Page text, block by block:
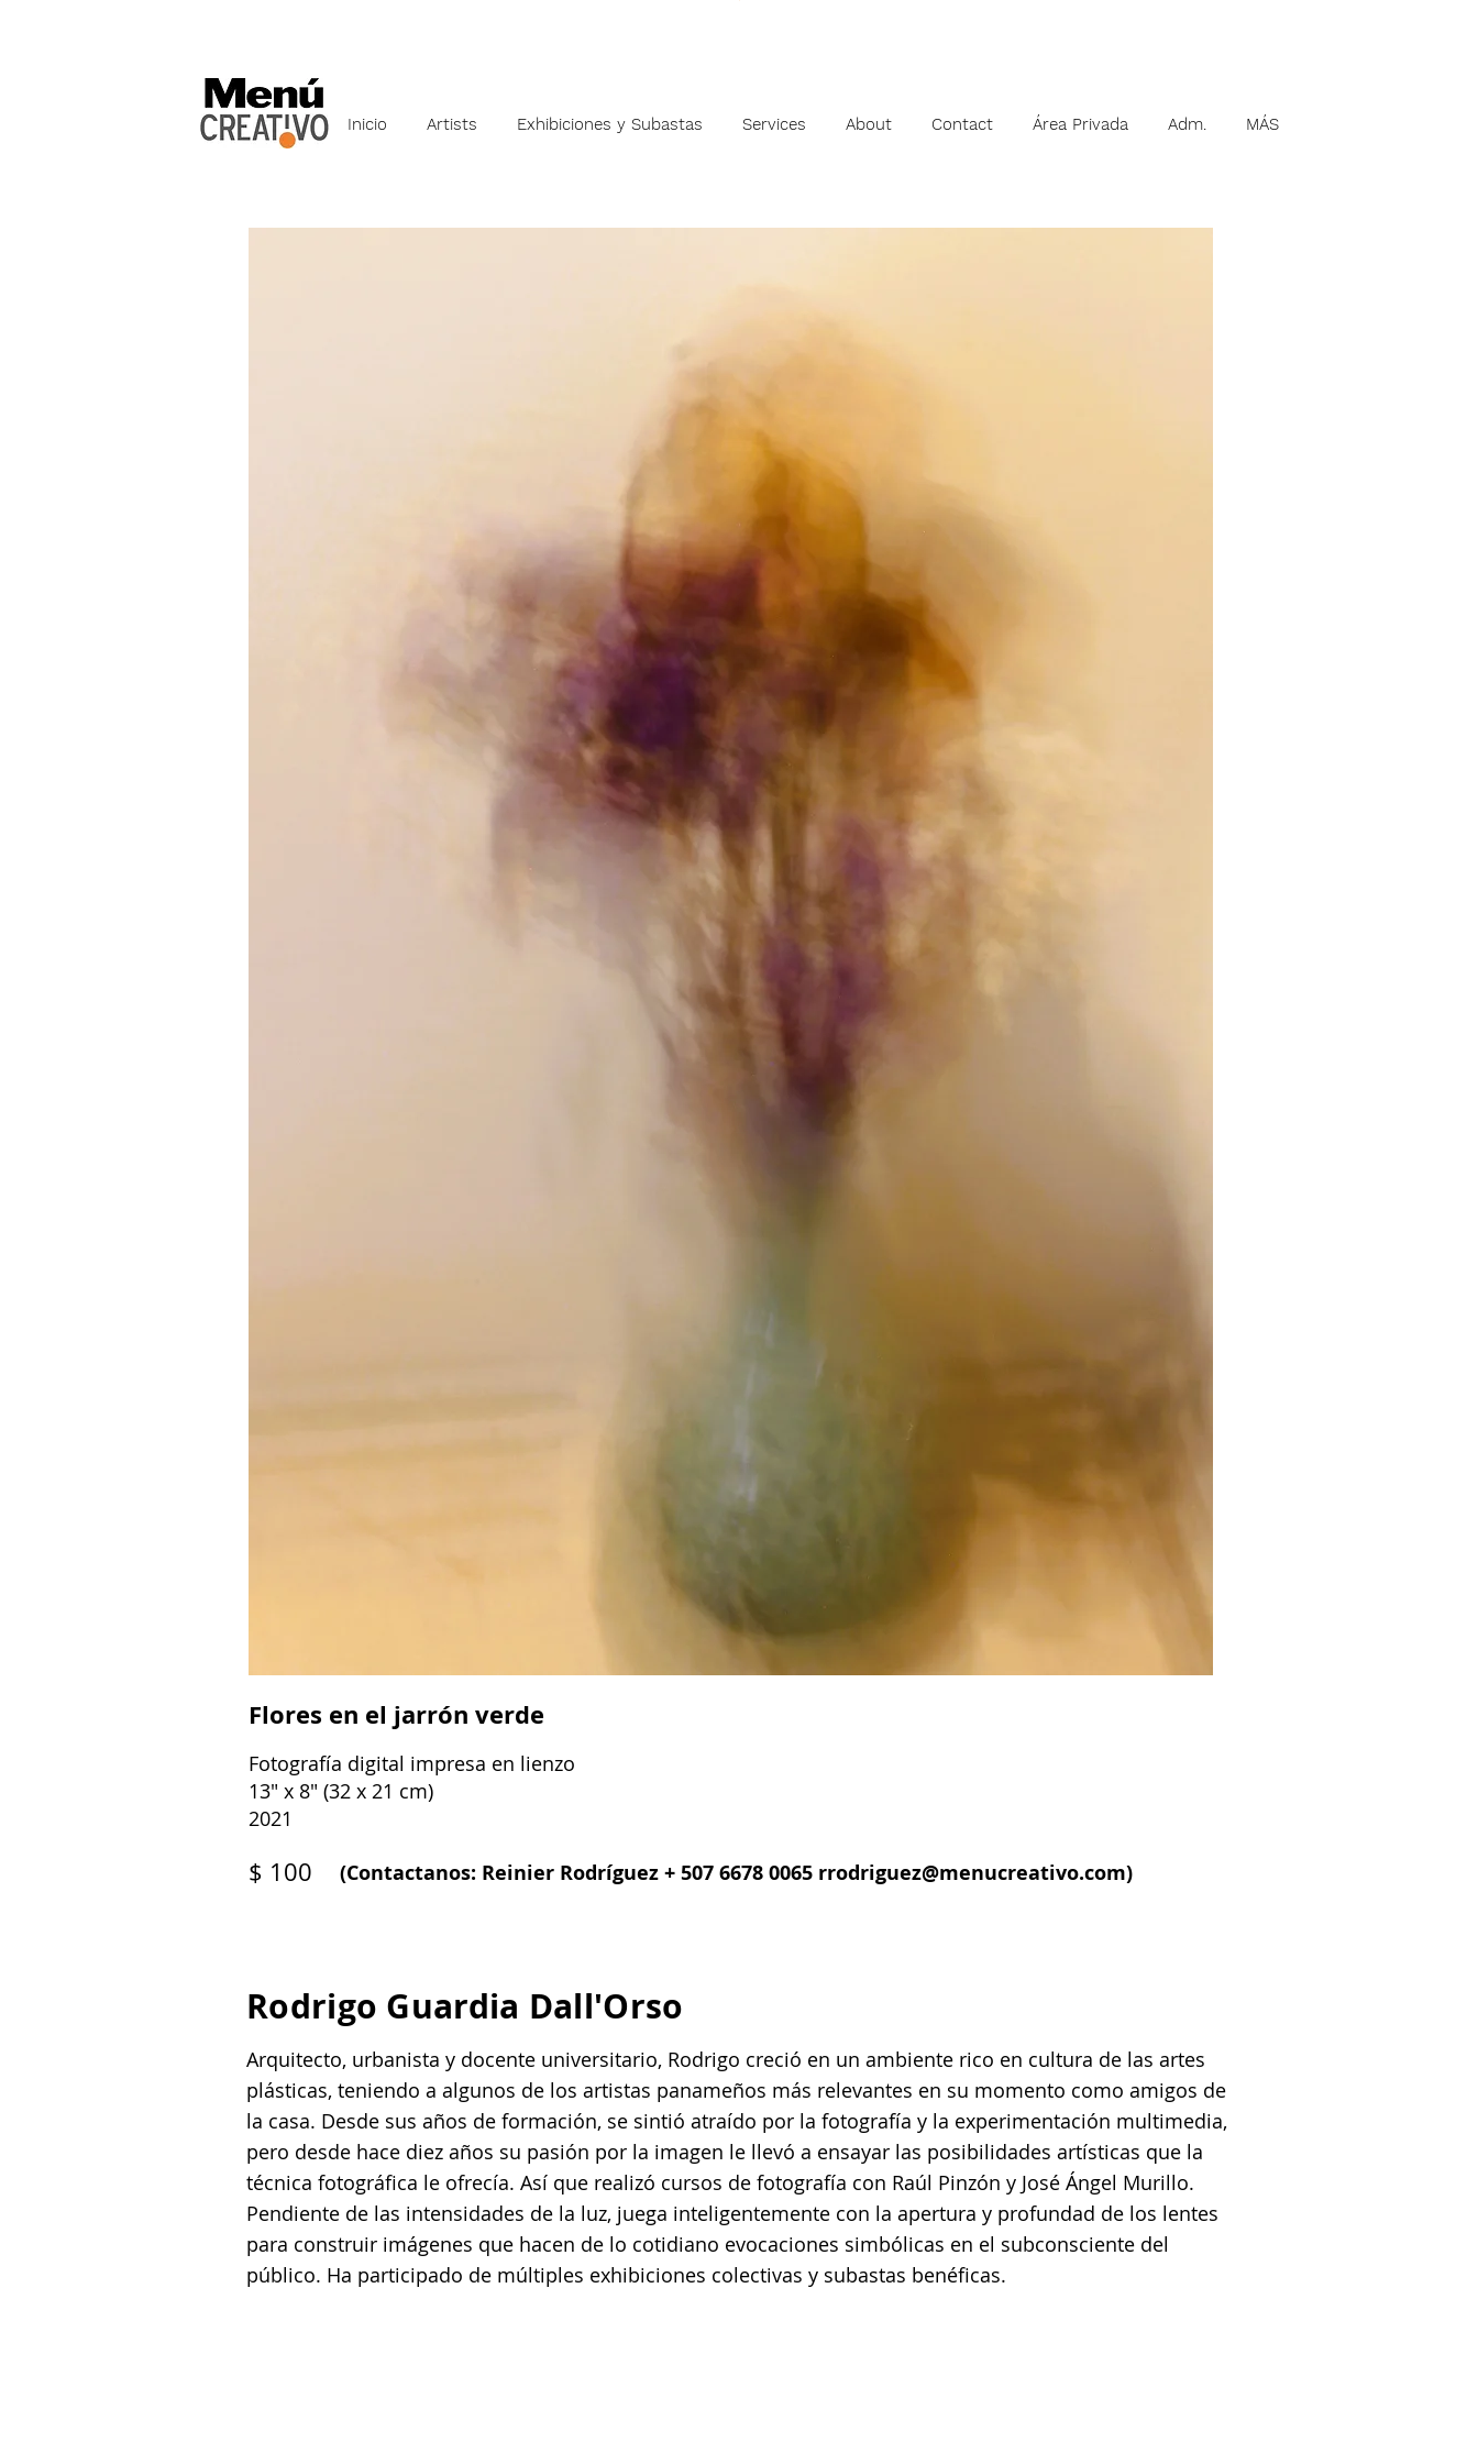
Inicio Artists Exhibiciones y Subastas Services About Contact Área Privada Adm. MÁS
Flores en el jarrón verde
Fotografía digital impresa en lienzo
13" x 8" (32 x 21 cm)
2021
$ 100 (Contactanos: Reinier Rodríguez + 507 6678 0065 rrodriguez@menucreativo.com)
Rodrigo Guardia Dall'Orso
Arquitecto, urbanista y docente universitario, Rodrigo creció en un ambiente rico en cultura de las artes
plásticas, teniendo a algunos de los artistas panameños más relevantes en su momento como amigos de
la casa. Desde sus años de formación, se sintió atraído por la fotografía y la experimentación multimedia,
pero desde hace diez años su pasión por la imagen le llevó a ensayar las posibilidades artísticas que la
técnica fotográfica le ofrecía. Así que realizó cursos de fotografía con Raúl Pinzón y José Ángel Murillo.
Pendiente de las intensidades de la luz, juega inteligentemente con la apertura y profundad de los lentes
para construir imágenes que hacen de lo cotidiano evocaciones simbólicas en el subconsciente del
público. Ha participado de múltiples exhibiciones colectivas y subastas benéficas.